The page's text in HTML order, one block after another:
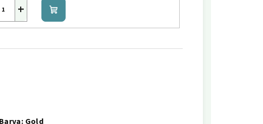
+ Do
košíku
Barva: Gold